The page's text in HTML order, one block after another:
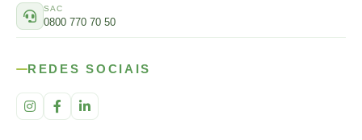
SAC
0800 770 70 50
REDES SOCIAIS